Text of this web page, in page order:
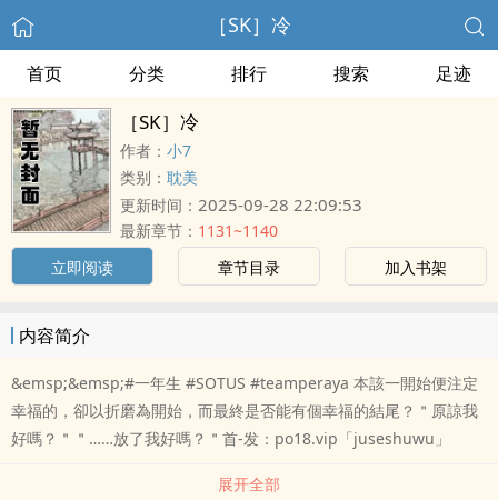
［SK］冷
首页 分类 排行 搜索 足迹
［SK］冷
作者： 小7
类别： 耽美
更新时间： 2025-09-28 22:09:53
最新章节： 1131~1140
立即阅读
章节目录 加入书架
内容简介
&emsp;&emsp;#一年生 #SOTUS #teamperaya 本該一開始便注定
幸福的，卻以折磨為開始，而最終是否能有個幸福的結尾？＂原諒我
好嗎？＂＂……放了我好嗎？＂首-发：po18.vip「juseshuwu」
展开全部